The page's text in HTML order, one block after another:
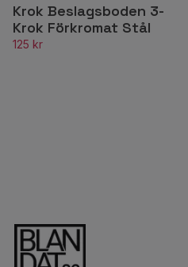
Krok Beslagsboden 3-
Krok Förkromat Stål
125 kr